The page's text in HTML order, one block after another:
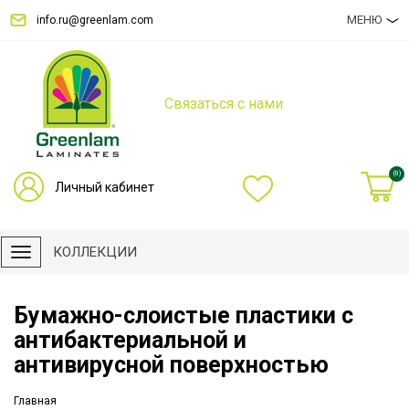
info.ru@greenlam.com МЕНЮ
Связаться с нами
Личный кабинет
(0)
КОЛЛЕКЦИИ
Бумажно-слоистые пластики с
антибактериальной и
антивирусной поверхностью
Главная